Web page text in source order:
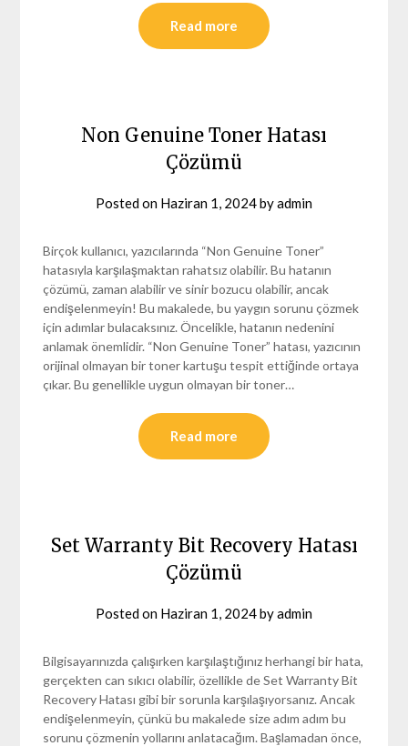
Read more
Non Genuine Toner Hatası
Çözümü
Posted on Haziran 1, 2024byadmin
Birçok kullanıcı, yazıcılarında “Non Genuine Toner”
hatasıyla karşılaşmaktan rahatsız olabilir. Bu hatanın
çözümü, zaman alabilir ve sinir bozucu olabilir, ancak
endişelenmeyin! Bu makalede, bu yaygın sorunu çözmek
için adımlar bulacaksınız. Öncelikle, hatanın nedenini
anlamak önemlidir. “Non Genuine Toner” hatası, yazıcının
orijinal olmayan bir toner kartuşu tespit ettiğinde ortaya
çıkar. Bu genellikle uygun olmayan bir toner…
Read more
Set Warranty Bit Recovery Hatası
Çözümü
Posted on Haziran 1, 2024byadmin
Bilgisayarınızda çalışırken karşılaştığınız herhangi bir hata,
gerçekten can sıkıcı olabilir, özellikle de Set Warranty Bit
Recovery Hatası gibi bir sorunla karşılaşıyorsanız. Ancak
endişelenmeyin, çünkü bu makalede size adım adım bu
sorunu çözmenin yollarını anlatacağım. Başlamadan önce,